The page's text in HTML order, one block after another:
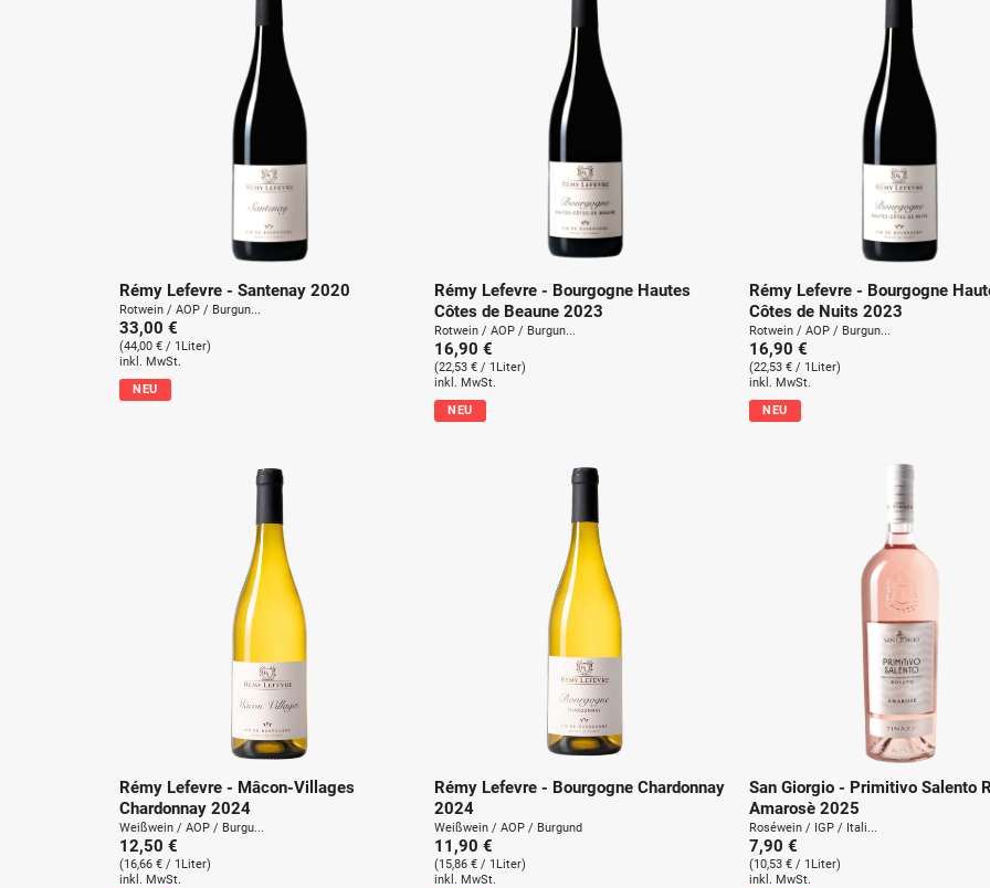
Rémy Lefevre - Santenay 2020
Rotwein / AOP / Burgun...
33,00 €
(44,00 € / 1Liter)
inkl. MwSt.
NEU
Rémy Lefevre - Bourgogne Hautes
Côtes de Beaune 2023
Rotwein / AOP / Burgun...
16,90 €
(22,53 € / 1Liter)
inkl. MwSt.
NEU
Rémy Lefevre - Bourgogne
Côtes de Nuits 2023
Rotwein / AOP / Burgun...
16,90 €
(22,53 € / 1Liter)
inkl. MwSt.
NEU
Rémy Lefevre - Mâcon-Villages
Chardonnay 2024
Weißwein / AOP / Burgu...
12,50 €
(16,66 € / 1Liter)
inkl. MwSt.
Rémy Lefevre - Bourgogne Chardonnay
2024
Weißwein / AOP / Burgund
11,90 €
(15,86 € / 1Liter)
inkl. MwSt.
San Giorgio - Primitivo Salento
Amarosè 2025
Roséwein / IGP / Itali...
7,90 €
(10,53 € / 1Liter)
inkl. MwSt.